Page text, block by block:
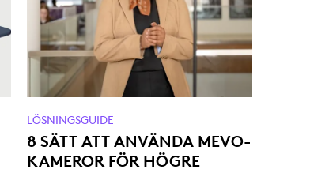
LÖSNINGSGUIDE
8 SÄTT ATT ANVÄNDA MEVO-
KAMEROR FÖR HÖGRE